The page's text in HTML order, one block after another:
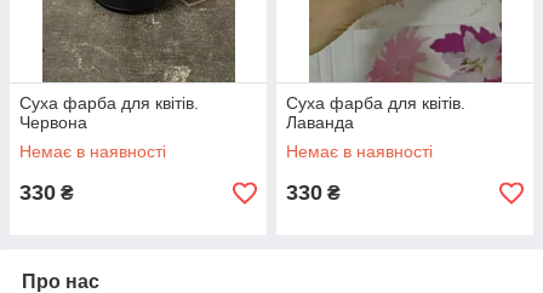
Суха фарба для квітів.
Червона
Немає в наявності
330 ₴
Суха фарба для квітів.
Лаванда
Немає в наявності
330 ₴
Про нас